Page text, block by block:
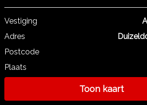
Vestiging
Adres
Postcode
Plaats
Toon kaart